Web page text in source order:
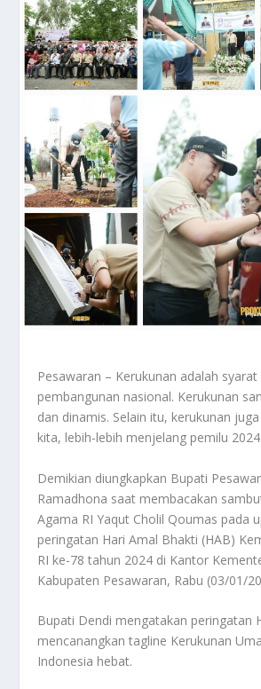
Pesawaran – Kerukunan adalah
pembangunan nasional. Kerukunan
dan dinamis. Selain itu, kerukunan
kita, lebih-lebih menjelang pemilu 2024.
Demikian diungkapkan Bupati
Ramadhona saat membacakan
Agama RI Yaqut Cholil Qoumas pada
peringatan Hari Amal Bhakti (HAB)
RI ke-78 tahun 2024 di Kantor
Kabupaten Pesawaran, Rabu (03/01/
Bupati Dendi mengatakan peringatan
mencanangkan tagline Kerukunan
Indonesia hebat.